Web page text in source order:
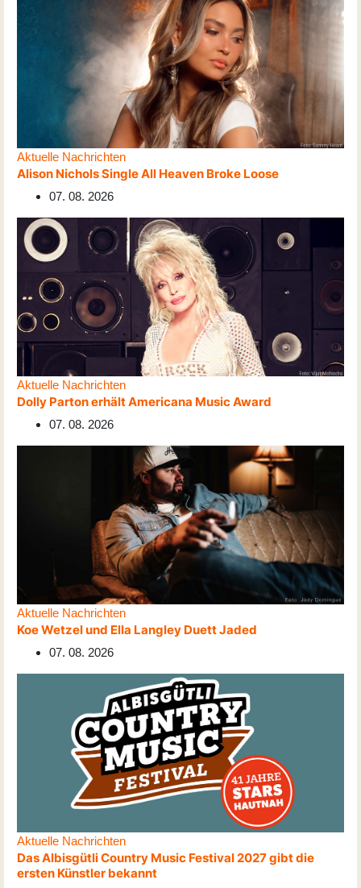
Aktuelle Nachrichten
Alison Nichols Single All Heaven Broke Loose
07. 08. 2026
Aktuelle Nachrichten
Dolly Parton erhält Americana Music Award
07. 08. 2026
Aktuelle Nachrichten
Koe Wetzel und Ella Langley Duett Jaded
07. 08. 2026
Aktuelle Nachrichten
Das Albisgütli Country Music Festival 2027 gibt die
ersten Künstler bekannt